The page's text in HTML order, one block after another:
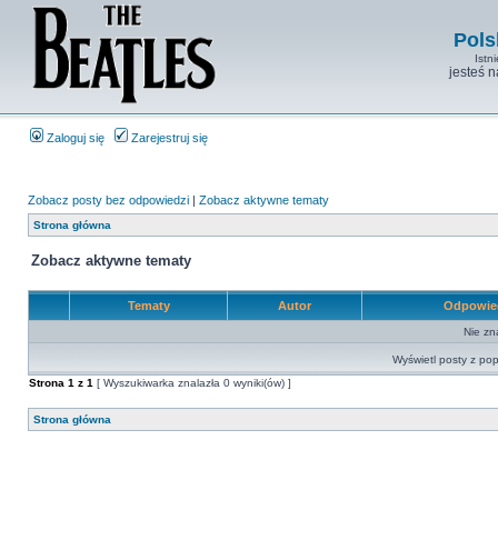
jesteś
Zaloguj się Zarejestruj się
Zobacz posty bez odpowiedzi | Zobacz aktywne tematy
Strona główna
Zobacz aktywne tematy
Tematy Autor
Nie
Wyświetl posty z
Strona 1 z 1 [ Wyszukiwarka znalazła 0 wyniki(ów) ]
Strona główna